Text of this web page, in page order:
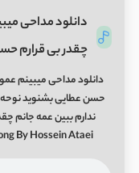
دانلود مداحی
چقدر بی قرارم
دانلود مداحی میبینم
حسن عطایی بشنوید نوحه
By Hossein Ataei